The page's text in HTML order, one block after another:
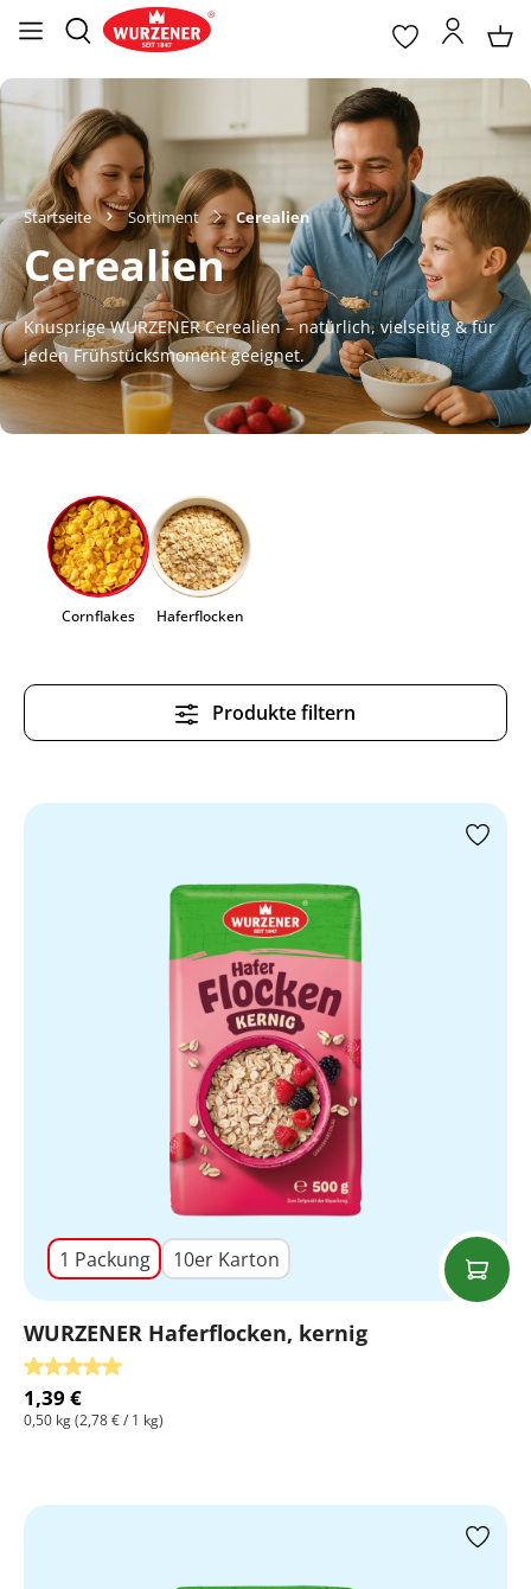
Startseite Sortiment Cerealien
Cerealien
Knusprige WURZENER Cerealien – natürlich, vielseitig & für
jeden Frühstücksmoment geeignet.
Cornflakes Haferflocken
Produkte filtern
1 Packung 10er Karton
WURZENER Haferflocken, kernig
Durchschnittliche Bewertung von 5 von 5 Sternen
1,39 €
0,50 kg(2,78 € / 1 kg)